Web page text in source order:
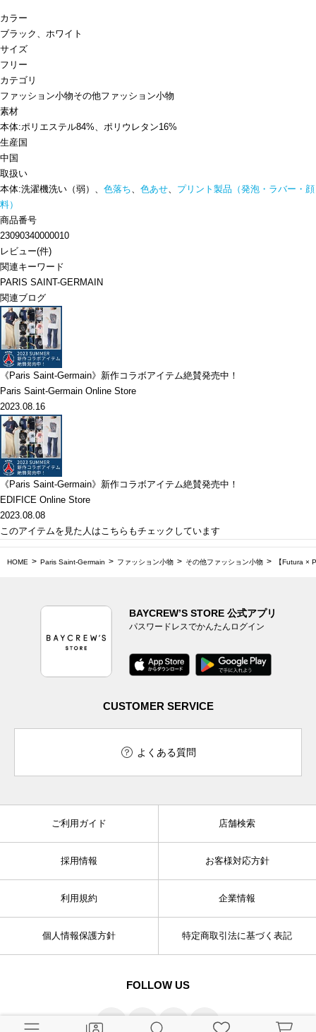
カラー
ブラック、ホワイト
サイズ
フリー
カテゴリ
ファッション小物その他ファッション小物
素材
本体:ポリエステル84%、ポリウレタン16%
生産国
中国
取扱い
本体:洗濯機洗い（弱）、 色落ち、 色あせ、 プリント製品（発泡・ラバー・顔
料）
商品番号
23090340000010
レビュー(件)
関連キーワード
PARIS SAINT-GERMAIN
関連ブログ
《Paris Saint-Germain》新作コラボアイテム絶賛発売中！
Paris Saint-Germain Online Store
2023.08.16
《Paris Saint-Germain》新作コラボアイテム絶賛発売中！
EDIFICE Online Store
2023.08.08
このアイテムを見た人はこちらもチェックしています
HOME Paris Saint-Germain ファッション小物 その他ファッション小物 【Futura ×
BAYCREW’S STORE 公式アプリ
パスワードレスでかんたんログイン
CUSTOMER SERVICE
よくある質問
ご利用ガイド 店舗検索
採用情報 お客様対応方針
利用規約 企業情報
個人情報保護方針 特定商取引法に基づく表記
FOLLOW US